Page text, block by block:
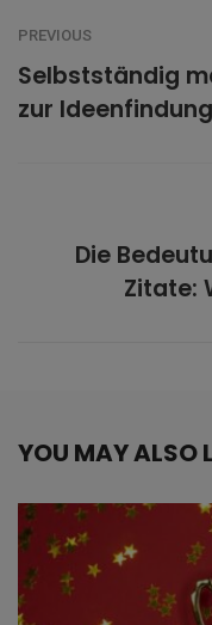
PREVIOUS
Selbstständig
zur Ideenfindung
Die
Zitate:
YOU MAY ALSO